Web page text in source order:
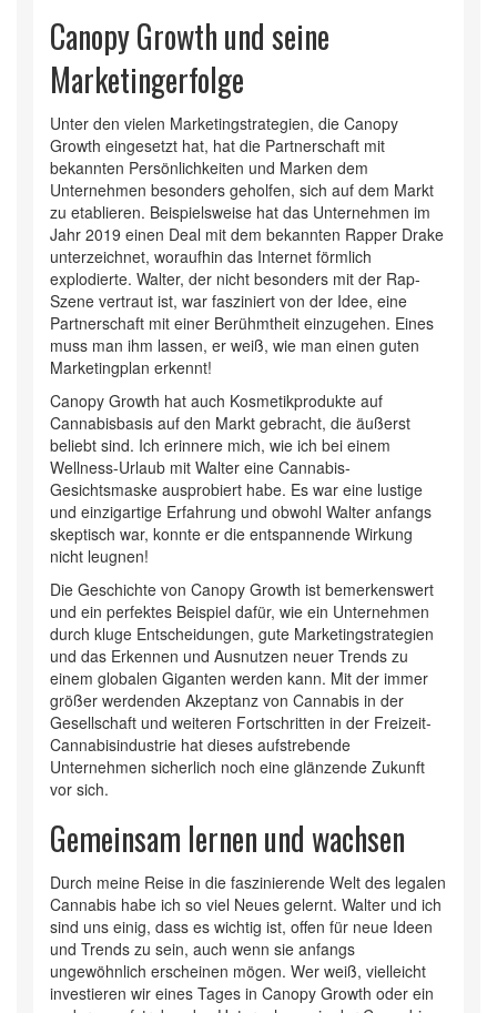
Canopy Growth und seine
Marketingerfolge
Unter den vielen Marketingstrategien, die Canopy
Growth eingesetzt hat, hat die Partnerschaft mit
bekannten Persönlichkeiten und Marken dem
Unternehmen besonders geholfen, sich auf dem Markt
zu etablieren. Beispielsweise hat das Unternehmen im
Jahr 2019 einen Deal mit dem bekannten Rapper Drake
unterzeichnet, woraufhin das Internet förmlich
explodierte. Walter, der nicht besonders mit der Rap-
Szene vertraut ist, war fasziniert von der Idee, eine
Partnerschaft mit einer Berühmtheit einzugehen. Eines
muss man ihm lassen, er weiß, wie man einen guten
Marketingplan erkennt!
Canopy Growth hat auch Kosmetikprodukte auf
Cannabisbasis auf den Markt gebracht, die äußerst
beliebt sind. Ich erinnere mich, wie ich bei einem
Wellness-Urlaub mit Walter eine Cannabis-
Gesichtsmaske ausprobiert habe. Es war eine lustige
und einzigartige Erfahrung und obwohl Walter anfangs
skeptisch war, konnte er die entspannende Wirkung
nicht leugnen!
Die Geschichte von Canopy Growth ist bemerkenswert
und ein perfektes Beispiel dafür, wie ein Unternehmen
durch kluge Entscheidungen, gute Marketingstrategien
und das Erkennen und Ausnutzen neuer Trends zu
einem globalen Giganten werden kann. Mit der immer
größer werdenden Akzeptanz von Cannabis in der
Gesellschaft und weiteren Fortschritten in der Freizeit-
Cannabisindustrie hat dieses aufstrebende
Unternehmen sicherlich noch eine glänzende Zukunft
vor sich.
Gemeinsam lernen und wachsen
Durch meine Reise in die faszinierende Welt des legalen
Cannabis habe ich so viel Neues gelernt. Walter und ich
sind uns einig, dass es wichtig ist, offen für neue Ideen
und Trends zu sein, auch wenn sie anfangs
ungewöhnlich erscheinen mögen. Wer weiß, vielleicht
investieren wir eines Tages in Canopy Growth oder ein